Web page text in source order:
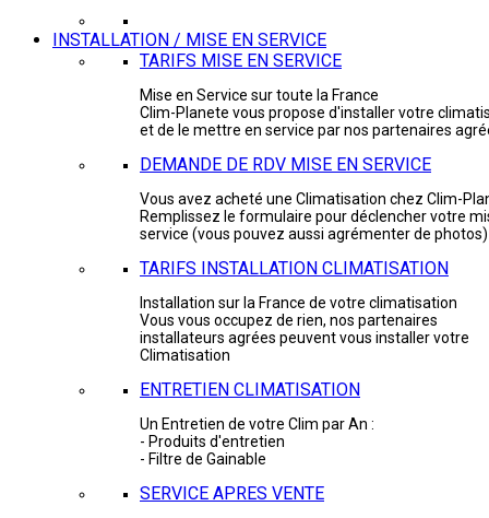
INSTALLATION / MISE EN SERVICE
TARIFS MISE EN SERVICE
Mise en Service sur toute la France
Clim-Planete vous propose d'installer votre
et de le mettre en service par nos partenaires
DEMANDE DE RDV MISE EN SERVICE
Vous avez acheté une Climatisation chez Clim-
Remplissez le formulaire pour déclencher votre
service (vous pouvez aussi agrémenter de photos)
TARIFS INSTALLATION CLIMATISATION
Installation sur la France de votre climatisation
Vous vous occupez de rien, nos partenaires
installateurs agrées peuvent vous installer votre
Climatisation
ENTRETIEN CLIMATISATION
Un Entretien de votre Clim par An :
- Produits d'entretien
- Filtre de Gainable
SERVICE APRES VENTE